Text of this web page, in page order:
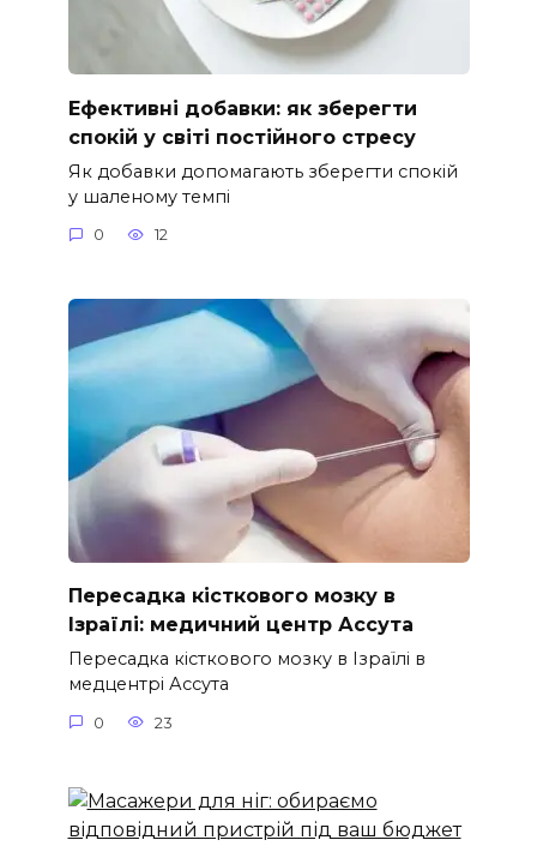
Ефективні добавки: як зберегти
спокій у світі постійного стресу
Як добавки допомагають зберегти спокій
у шаленому темпі
0 12
Пересадка кісткового мозку в
Ізраїлі: медичний центр Ассута
Пересадка кісткового мозку в Ізраїлі в
медцентрі Ассута
0 23